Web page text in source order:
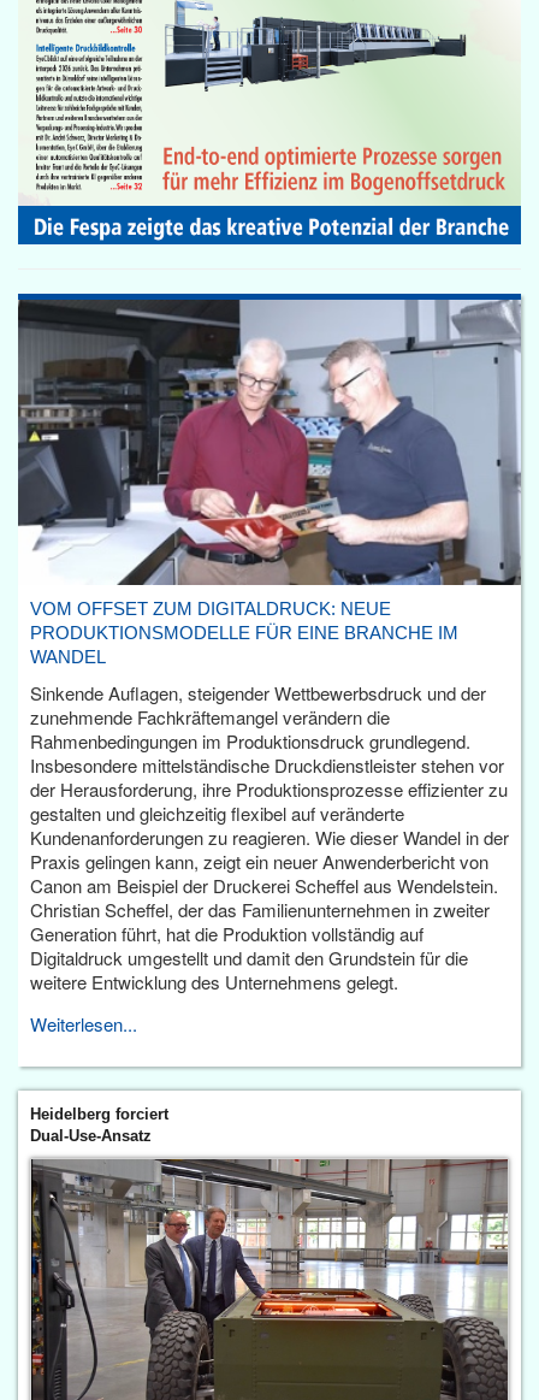
VOM OFFSET ZUM DIGITALDRUCK: NEUE
PRODUKTIONSMODELLE FÜR EINE BRANCHE IM
WANDEL
Sinkende Auflagen, steigender Wettbewerbsdruck und der
zunehmende Fachkräftemangel verändern die
Rahmenbedingungen im Produktionsdruck grundlegend.
Insbesondere mittelständische Druckdienstleister stehen vor
der Herausforderung, ihre Produktionsprozesse effizienter zu
gestalten und gleichzeitig flexibel auf veränderte
Kundenanforderungen zu reagieren. Wie dieser Wandel in der
Praxis gelingen kann, zeigt ein neuer Anwenderbericht von
Canon am Beispiel der Druckerei Scheffel aus Wendelstein.
Christian Scheffel, der das Familienunternehmen in zweiter
Generation führt, hat die Produktion vollständig auf
Digitaldruck umgestellt und damit den Grundstein für die
weitere Entwicklung des Unternehmens gelegt.
Weiterlesen...
Heidelberg forciert
Dual-Use-Ansatz